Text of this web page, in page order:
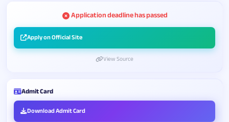
Application deadline has passed
Apply on Official Site
View Source
Admit Card
Download Admit Card